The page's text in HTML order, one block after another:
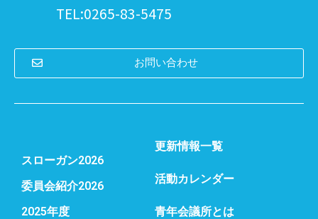
TEL:0265-83-5475
お問い合わせ
スローガン2026
委員会紹介2026
2025年度
更新情報一覧
活動カレンダー
青年会議所とは